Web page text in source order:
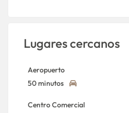
Lugares cercanos
Aeropuerto
50 minutos
Centro Comercial